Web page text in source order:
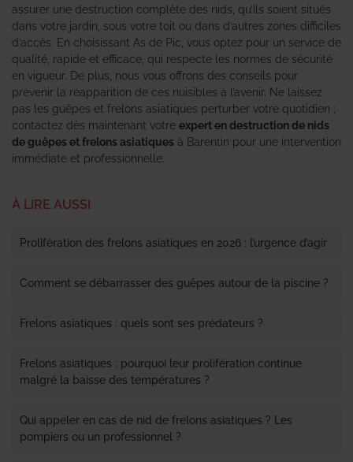
assurer une destruction complète des nids, qu’ils soient situés
dans votre jardin, sous votre toit ou dans d’autres zones difficiles
d’accès. En choisissant As de Pic, vous optez pour un service de
qualité, rapide et efficace, qui respecte les normes de sécurité
en vigueur. De plus, nous vous offrons des conseils pour
prévenir la réapparition de ces nuisibles à l’avenir. Ne laissez
pas les guêpes et frelons asiatiques perturber votre quotidien ;
contactez dès maintenant votre expert en destruction de nids
de guêpes et frelons asiatiques à Barentin pour une intervention
immédiate et professionnelle.
À LIRE AUSSI
Prolifération des frelons asiatiques en 2026 : l’urgence d’agir
Comment se débarrasser des guêpes autour de la piscine ?
Frelons asiatiques : quels sont ses prédateurs ?
Frelons asiatiques : pourquoi leur prolifération continue
malgré la baisse des températures ?
Qui appeler en cas de nid de frelons asiatiques ? Les
pompiers ou un professionnel ?